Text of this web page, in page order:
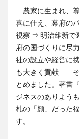
農家に生まれ、
喜に仕え、幕府の
視察 ⇒ 明治維新で
府の国づくりに尽
社の設立や経営に
も大きく貢献――そ
とめました。著書
ジネスのありよう
札の「顔」だった
す。